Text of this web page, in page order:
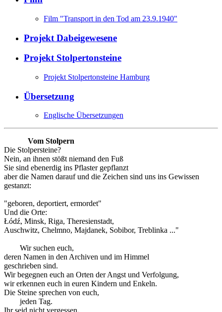
Film "Transport in den Tod am 23.9.1940"
Projekt Dabeigewesene
Projekt Stolpertonsteine
Projekt Stolpertonsteine Hamburg
Übersetzung
Englische Übersetzungen
Vom Stolpern
Die Stolpersteine?
Nein, an ihnen stößt niemand den Fuß
Sie sind ebenerdig ins Pflaster gepflanzt
aber die Namen darauf und die Zeichen sind uns ins Gewissen
gestanzt:
"geboren, deportiert, ermordet"
Und die Orte:
Łódź, Minsk, Riga, Theresienstadt,
Auschwitz, Chelmno, Majdanek, Sobibor, Treblinka ..."
Wir suchen euch,
deren Namen in den Archiven und im Himmel
geschrieben sind.
Wir begegnen euch an Orten der Angst und Verfolgung,
wir erkennen euch in euren Kindern und Enkeln.
Die Steine sprechen von euch,
jeden Tag.